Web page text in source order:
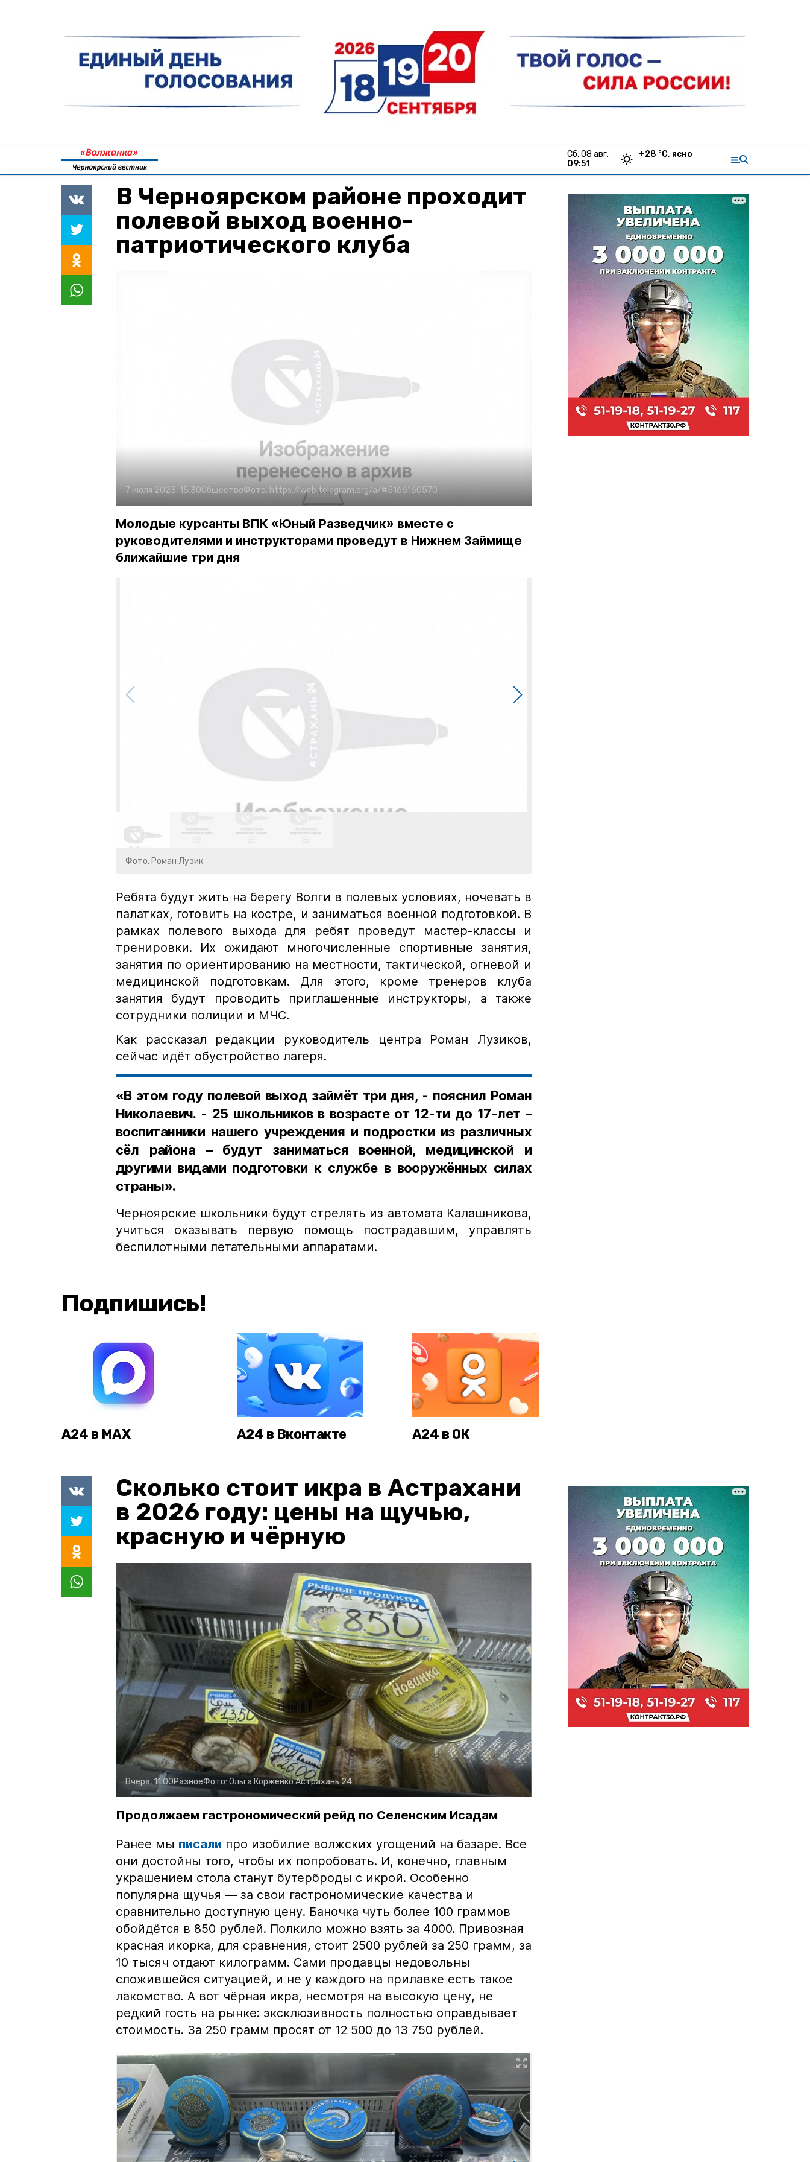
сб, 08 авг.
09:51
+28 °С, ясно
В Черноярском районе проходит
полевой выход военно-
патриотического клуба
7 июля 2023, 15:30ОбществоФото: https://web.telegram.org/a/#5166160570
Молодые курсанты ВПК «Юный Разведчик» вместе с
руководителями и инструкторами проведут в Нижнем Займище
ближайшие три дня
Фото: Роман Лузик
Ребята будут жить на берегу Волги в полевых условиях, ночевать в
палатках, готовить на костре, и заниматься военной подготовкой. В
рамках полевого выхода для ребят проведут мастер-классы и
тренировки. Их ожидают многочисленные спортивные занятия,
занятия по ориентированию на местности, тактической, огневой и
медицинской подготовкам. Для этого, кроме тренеров клуба
занятия будут проводить приглашенные инструкторы, а также
сотрудники полиции и МЧС.
Как рассказал редакции руководитель центра Роман Лузиков,
сейчас идёт обустройство лагеря.
«В этом году полевой выход займёт три дня, - пояснил Роман
Николаевич. - 25 школьников в возрасте от 12-ти до 17-лет –
воспитанники нашего учреждения и подростки из различных
сёл района – будут заниматься военной, медицинской и
другими видами подготовки к службе в вооружённых силах
страны».
Черноярские школьники будут стрелять из автомата Калашникова,
учиться оказывать первую помощь пострадавшим, управлять
беспилотными летательными аппаратами.
Подпишись!
А24 в MAX А24 в Вконтакте А24 в ОК
Сколько стоит икра в Астрахани
в 2026 году: цены на щучью,
красную и чёрную
Вчера, 11:00РазноеФото: Ольга КорженкоАстрахань 24
Продолжаем гастрономический рейд по Селенским Исадам
Ранее мы писали про изобилие волжских угощений на базаре. Все
они достойны того, чтобы их попробовать. И, конечно, главным
украшением стола станут бутерброды с икрой. Особенно
популярна щучья — за свои гастрономические качества и
сравнительно доступную цену. Баночка чуть более 100 граммов
обойдётся в 850 рублей. Полкило можно взять за 4000. Привозная
красная икорка, для сравнения, стоит 2500 рублей за 250 грамм, за
10 тысяч отдают килограмм. Сами продавцы недовольны
сложившейся ситуацией, и не у каждого на прилавке есть такое
лакомство. А вот чёрная икра, несмотря на высокую цену, не
редкий гость на рынке: эксклюзивность полностью оправдывает
стоимость. За 250 грамм просят от 12 500 до 13 750 рублей.